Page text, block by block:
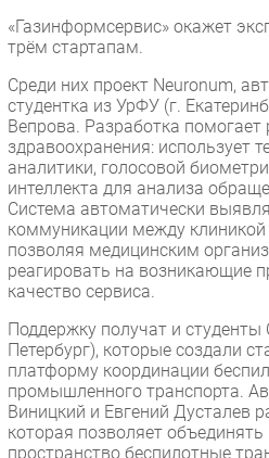
«Газинформсервис» окажет
трём стартапам.
Среди них проект Neuronum,
студентка из УрФУ (г.
Вепрова. Разработка
здравоохранения: использует
аналитики, голосовой
интеллекта для анализа
Система автоматически
коммуникации между клиникой
позволяя медицинским
реагировать на возникающие
качество сервиса.
Поддержку получат и
Петербург), которые создали
платформу координации
промышленного транспорта.
Виницкий и Евгений Дусталев
которая позволяет
пространство беспилотные